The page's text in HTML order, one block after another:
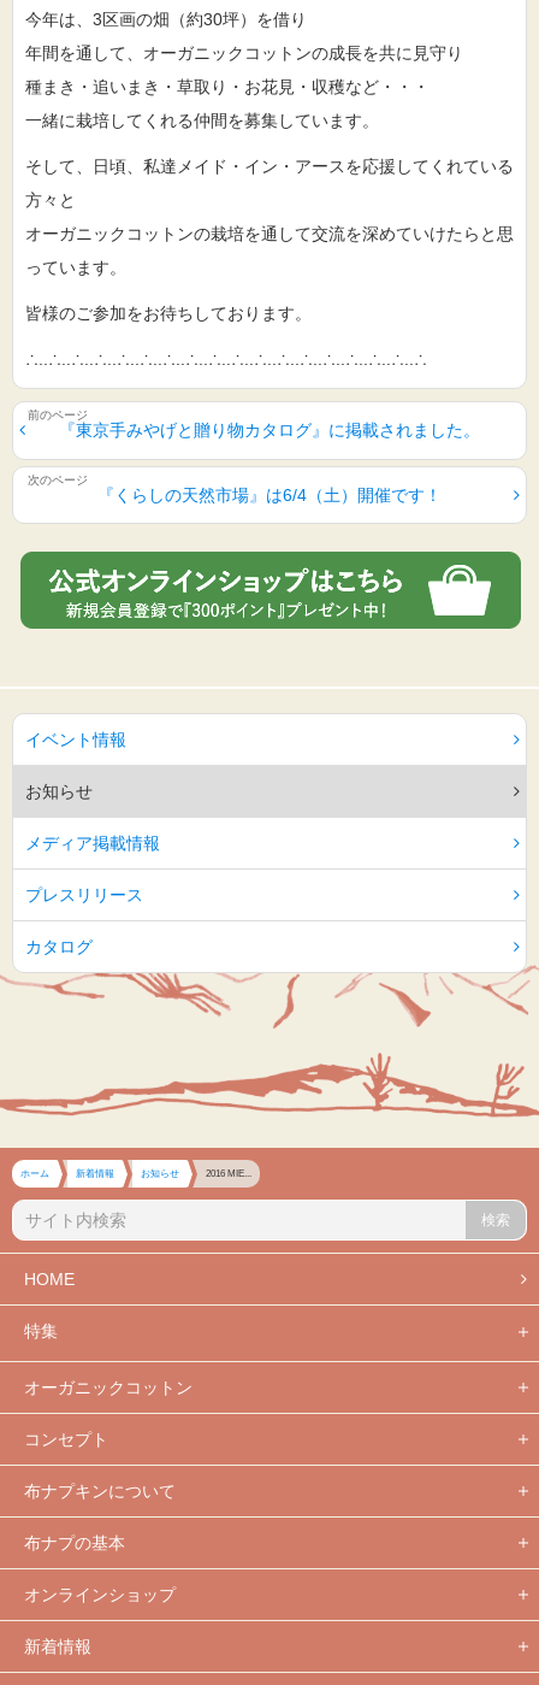
今年は、3区画の畑（約30坪）を借り
年間を通して、オーガニックコットンの成長を共に見守り
種まき・追いまき・草取り・お花見・収穫など・・・
一緒に栽培してくれる仲間を募集しています。
そして、日頃、私達メイド・イン・アースを応援してくれている
方々と
オーガニックコットンの栽培を通して交流を深めていけたらと思
っています。
皆様のご参加をお待ちしております。
∴..∴..∴..∴..∴..∴..∴..∴..∴..∴..∴..∴..∴..∴..∴..∴..∴..∴
『東京手みやげと贈り物カタログ』に掲載されました。
『くらしの天然市場』は6/4（土）開催です！
イベント情報
お知らせ
メディア掲載情報
プレスリリース
カタログ
ホーム 新着情報 お知らせ 2016 MIE...
検索
HOME
特集
オーガニックコットン
コンセプト
布ナプキンについて
布ナプの基本
オンラインショップ
新着情報